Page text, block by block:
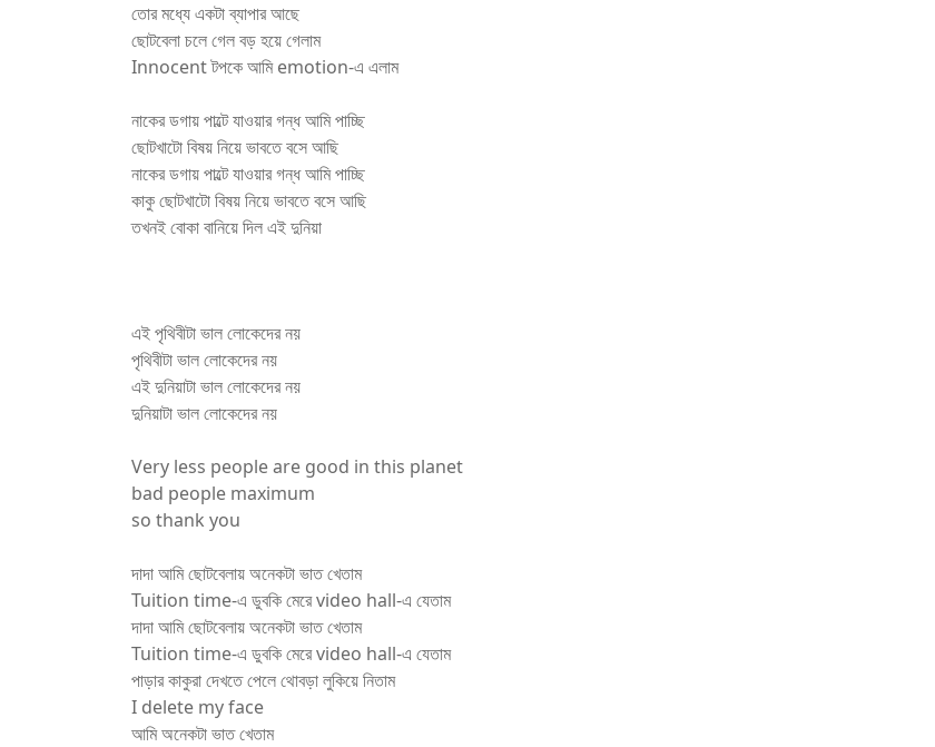
তোর মধ্যে একটা ব্যাপার আছে
ছোটবেলা চলে গেল বড় হয়ে গেলাম
Innocent টপকে আমি emotion-এ এলাম
নাকের ডগায় পাল্টে যাওয়ার গন্ধ আমি পাচ্ছি
ছোটখাটো বিষয় নিয়ে ভাবতে বসে আছি
নাকের ডগায় পাল্টে যাওয়ার গন্ধ আমি পাচ্ছি
কাকু ছোটখাটো বিষয় নিয়ে ভাবতে বসে আছি
তখনই বোকা বানিয়ে দিল এই দুনিয়া
এই পৃথিবীটা ভাল লোকেদের নয়
পৃথিবীটা ভাল লোকেদের নয়
এই দুনিয়াটা ভাল লোকেদের নয়
দুনিয়াটা ভাল লোকেদের নয়
Very less people are good in this planet
bad people maximum
so thank you
দাদা আমি ছোটবেলায় অনেকটা ভাত খেতাম
Tuition time-এ ডুবকি মেরে video hall-এ যেতাম
দাদা আমি ছোটবেলায় অনেকটা ভাত খেতাম
Tuition time-এ ডুবকি মেরে video hall-এ যেতাম
পাড়ার কাকুরা দেখতে পেলে থোবড়া লুকিয়ে নিতাম
I delete my face
আমি অনেকটা ভাত খেতাম